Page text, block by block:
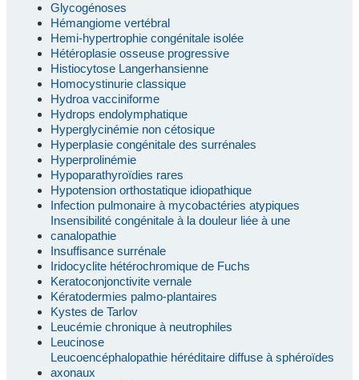
Glycogénoses
Hémangiome vertébral
Hemi-hypertrophie congénitale isolée
Hétéroplasie osseuse progressive
Histiocytose Langerhansienne
Homocystinurie classique
Hydroa vacciniforme
Hydrops endolymphatique
Hyperglycinémie non cétosique
Hyperplasie congénitale des surrénales
Hyperprolinémie
Hypoparathyroïdies rares
Hypotension orthostatique idiopathique
Infection pulmonaire à mycobactéries atypiques
Insensibilité congénitale à la douleur liée à une
canalopathie
Insuffisance surrénale
Iridocyclite hétérochromique de Fuchs
Keratoconjonctivite vernale
Kératodermies palmo-plantaires
Kystes de Tarlov
Leucémie chronique à neutrophiles
Leucinose
Leucoencéphalopathie héréditaire diffuse à sphéroïdes
axonaux